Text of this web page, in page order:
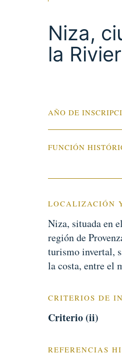
Niza,
la
AÑO DE
FUNCIÓN
LOCALIZACIÓN
Niza, situada en
región de
turismo invertal,
la costa, entre el
CRITERIOS DE
Criterio (ii)
REFERENCIAS